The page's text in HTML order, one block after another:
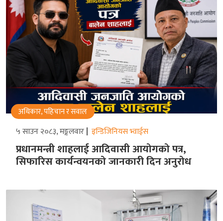
अधिकार, पहिचान र सवाल
५ साउन २०८३, मङ्गलवार इन्डिजिनियस भ्वाईस
प्रधानमन्त्री शाहलाई आदिवासी आयोगको पत्र,
सिफारिस कार्यन्वयनको जानकारी दिन अनुरोध